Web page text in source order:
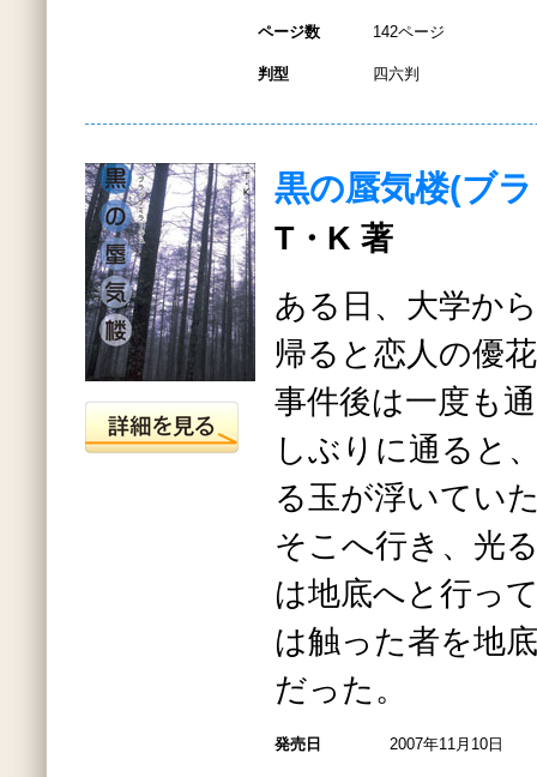
ページ数 142ページ
判型 四六判
黒の蜃気楼(ブ
T・K 著
ある日、大学か
帰ると恋人の優
事件後は一度も
しぶりに通ると
る玉が浮いてい
そこへ行き、光
は地底へと行っ
は触った者を地
だった。
発売日 2007年11月10日